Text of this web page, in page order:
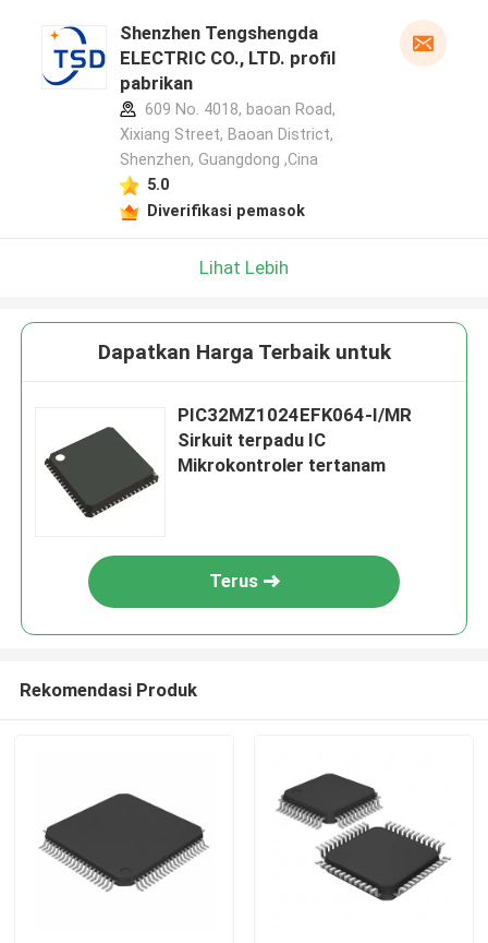
Shenzhen Tengshengda
ELECTRIC CO., LTD. profil
pabrikan
609 No. 4018, baoan Road,
Xixiang Street, Baoan District,
Shenzhen, Guangdong ,Cina
5.0
Diverifikasi pemasok
Lihat Lebih
Dapatkan Harga Terbaik untuk
PIC32MZ1024EFK064-I/MR
Sirkuit terpadu IC
Mikrokontroler tertanam
Terus
Rekomendasi Produk